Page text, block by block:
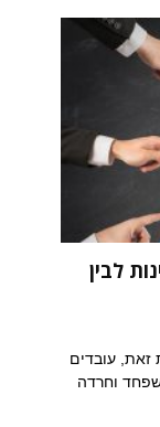
לבין
זאת, עובדים
וחרדה